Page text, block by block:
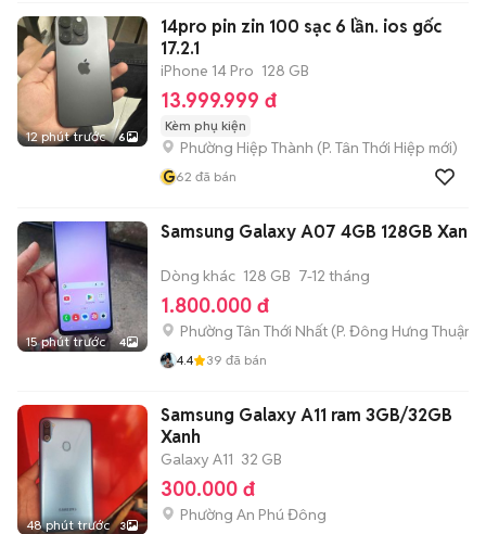
12 phút trước 6
14pro pin zin 100 sạc 6 lần. ios gốc
17.2.1
iPhone 14 Pro 128 GB
13.999.999 đ
Kèm phụ kiện
Phường Hiệp Thành (P. Tân Thới Hiệp mới)
G62 đã bán
15 phút trước 4
Samsung Galaxy A07 4GB 128GB Xanh
Dòng khác 128 GB 7-12 tháng
1.800.000 đ
Phường Tân Thới Nhất (P. Đông Hưng Thuận
4.4 39 đã bán
48 phút trước 3
Samsung Galaxy A11 ram 3GB/32GB
Xanh
Galaxy A11 32 GB
300.000 đ
Phường An Phú Đông